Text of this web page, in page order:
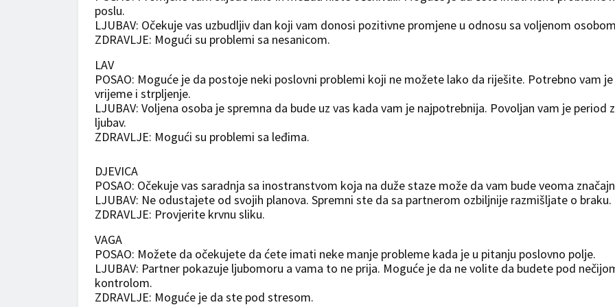
poslu.
LJUBAV: Očekuje vas uzbudljiv dan koji vam donosi pozitivne promjene u odnosu sa voljenom
ZDRAVLJE: Mogući su problemi sa nesanicom.
LAV
POSAO: Moguće je da postoje neki poslovni problemi koji ne možete lako da riješite. Potrebno vam je
vrijeme i strpljenje.
LJUBAV: Voljena osoba je spremna da bude uz vas kada vam je najpotrebnija. Povoljan vam je period
ljubav.
ZDRAVLJE: Mogući su problemi sa leđima.
DJEVICA
POSAO: Očekuje vas saradnja sa inostranstvom koja na duže staze može da vam bude veoma
LJUBAV: Ne odustajete od svojih planova. Spremni ste da sa partnerom ozbiljnije razmišljate o braku.
ZDRAVLJE: Provjerite krvnu sliku.
VAGA
POSAO: Možete da očekujete da ćete imati neke manje probleme kada je u pitanju poslovno polje.
LJUBAV: Partner pokazuje ljubomoru a vama to ne prija. Moguće je da ne volite da budete pod
kontrolom.
ZDRAVLJE: Moguće je da ste pod stresom.